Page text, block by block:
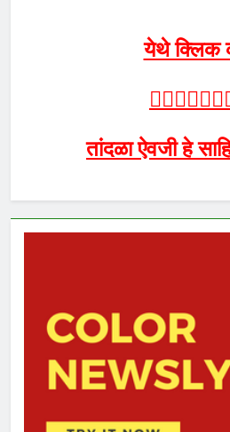
येथे क्लिक
तांदळा ऐवजी हे